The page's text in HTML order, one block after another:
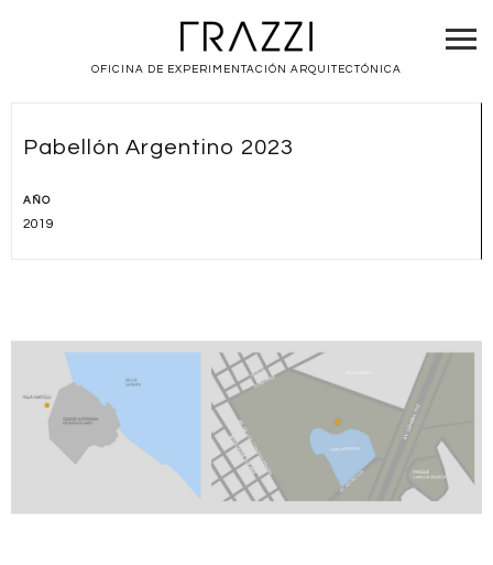
OFICINA DE EXPERIMENTACIÓN ARQUITECTÓNICA
Pabellón Argentino 2023
AÑO
2019